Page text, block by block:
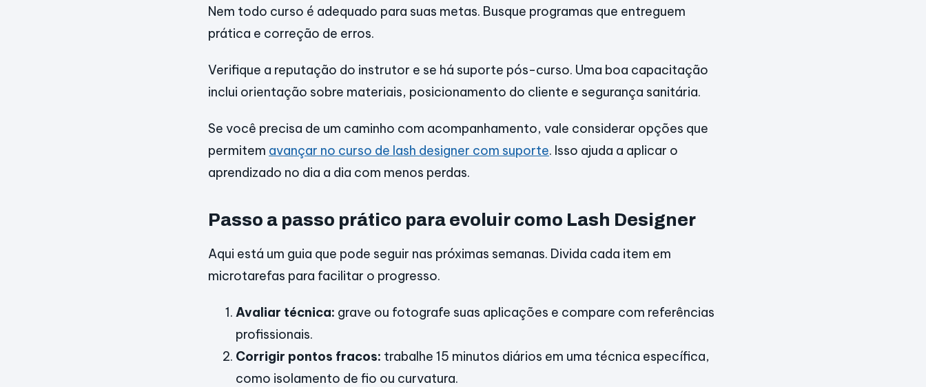
Nem todo curso é adequado para suas metas. Busque programas que entreguem
prática e correção de erros.
Verifique a reputação do instrutor e se há suporte pós-curso. Uma boa capacitação
inclui orientação sobre materiais, posicionamento do cliente e segurança sanitária.
Se você precisa de um caminho com acompanhamento, vale considerar opções que
permitem avançar no curso de lash designer com suporte. Isso ajuda a aplicar o
aprendizado no dia a dia com menos perdas.
Passo a passo prático para evoluir como Lash Designer
Aqui está um guia que pode seguir nas próximas semanas. Divida cada item em
microtarefas para facilitar o progresso.
Avaliar técnica: grave ou fotografe suas aplicações e compare com referências
profissionais.
Corrigir pontos fracos: trabalhe 15 minutos diários em uma técnica específica,
como isolamento de fio ou curvatura.